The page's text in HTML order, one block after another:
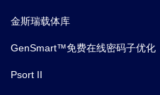
金斯瑞载体库
GenSmart™免费在线密码子优化
Psort II